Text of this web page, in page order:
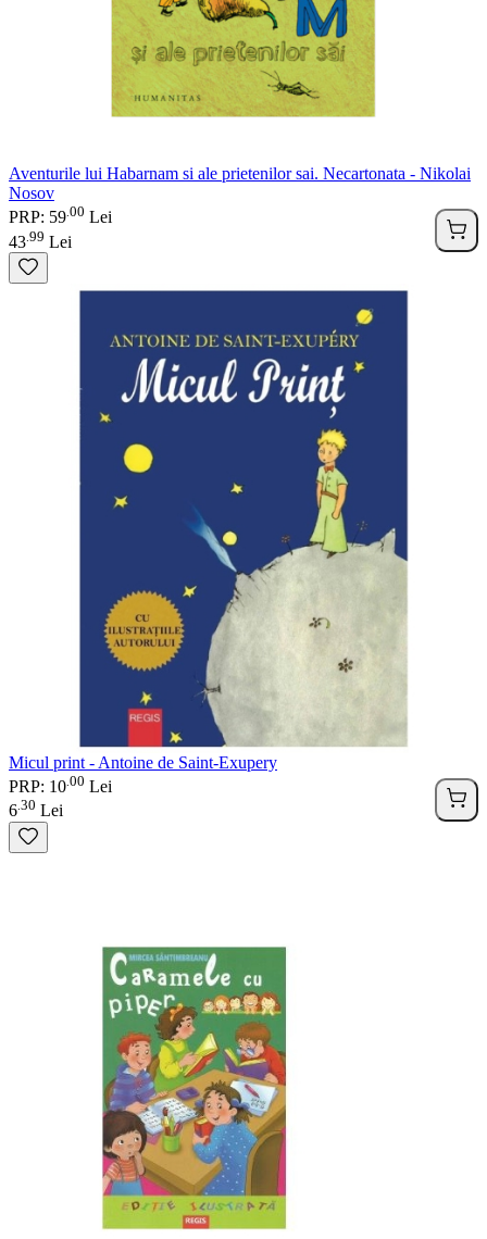
Aventurile lui Habarnam si ale prietenilor sai. Necartonata - Nikolai
Nosov
PRP: 59 00 Lei
43 99 Lei
Micul print - Antoine de Saint-Exupery
PRP: 10 00 Lei
6 30 Lei